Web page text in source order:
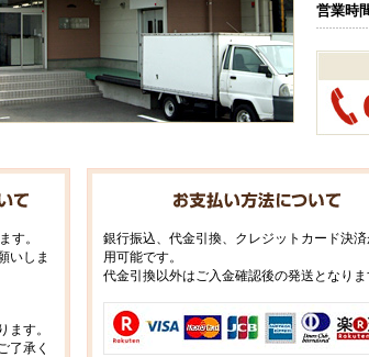
営業時
す。
いしま
す。
了承く
銀行振込、代金引換、クレジットカード決済
用可能です。
代金引換以外はご入金確認後の発送となりま